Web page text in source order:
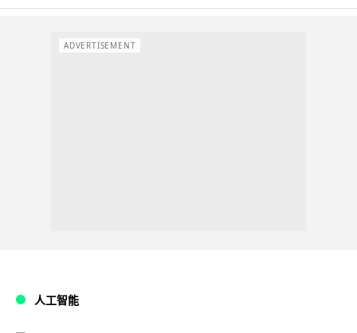
ADVERTISEMENT
人工智能